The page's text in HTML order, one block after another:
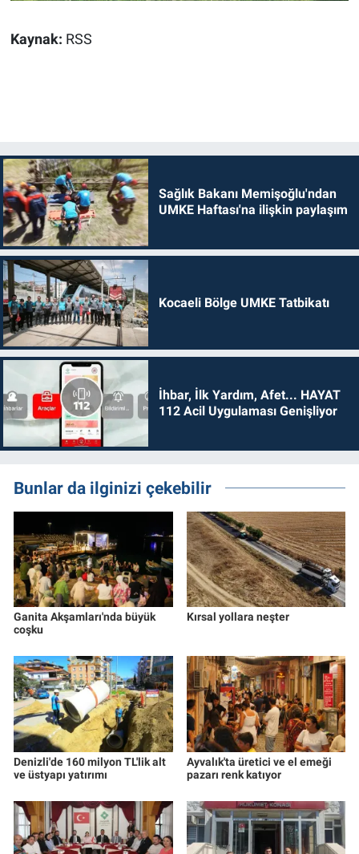
Kaynak: RSS
Sağlık Bakanı Memişoğlu'ndan
UMKE Haftası'na ilişkin paylaşım
Kocaeli Bölge UMKE Tatbikatı
İhbar, İlk Yardım, Afet... HAYAT
112 Acil Uygulaması Genişliyor
Bunlar da ilginizi çekebilir
Ganita Akşamları'nda büyük
coşku
Kırsal yollara neşter
Denizli'de 160 milyon TL'lik alt
ve üstyapı yatırımı
Ayvalık'ta üretici ve el emeği
pazarı renk katıyor